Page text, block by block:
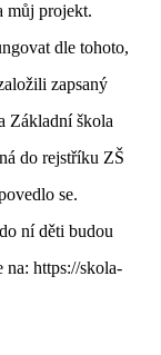
můj projekt.
dle tohoto,
zapsaný
Základní škola
do rejstříku ZŠ
se.
ní děti budou
https://skola-